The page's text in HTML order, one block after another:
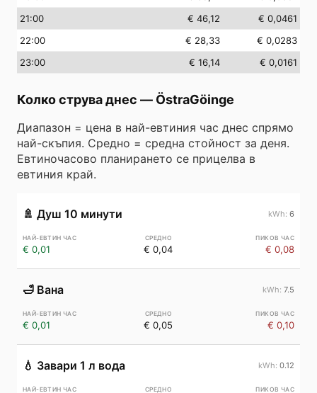
21:00 € 46,12
€ 0,0461
22:00 € 28,33
€ 0,0283
23:00 € 16,14 € 0,0161
Колко струва днес — ÖstraGöinge
Диапазон = цена в най-евтиния час днес спрямо
най-скъпия. Средно = средна стойност за деня.
Евтиночасово планирането се прицелва в
евтиния край.
🚿 Душ 10 минути 6
€ 0,01 € 0,04 € 0,08
🛁 Вана 7.5
€ 0,01 € 0,05 € 0,10
💧 Завари 1 л вода 0.12